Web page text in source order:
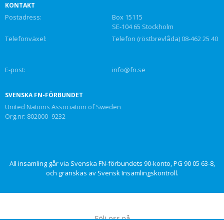
KONTAKT
Postadress:
Box 15115
SE-104 65 Stockholm
Telefonväxel:
Telefon (röstbrevlåda) 08-462 25 40
E-post: info@fn.se
SVENSKA FN-FÖRBUNDET
United Nations Association of Sweden
Org.nr: 802000–9232
All insamling går via Svenska FN-förbundets 90-konto, PG 90 05 63-8,
och granskas av Svensk Insamlingskontroll.